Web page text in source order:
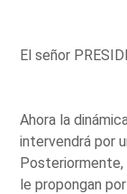
El señor
Ahora la
intervendrá por
le propongan